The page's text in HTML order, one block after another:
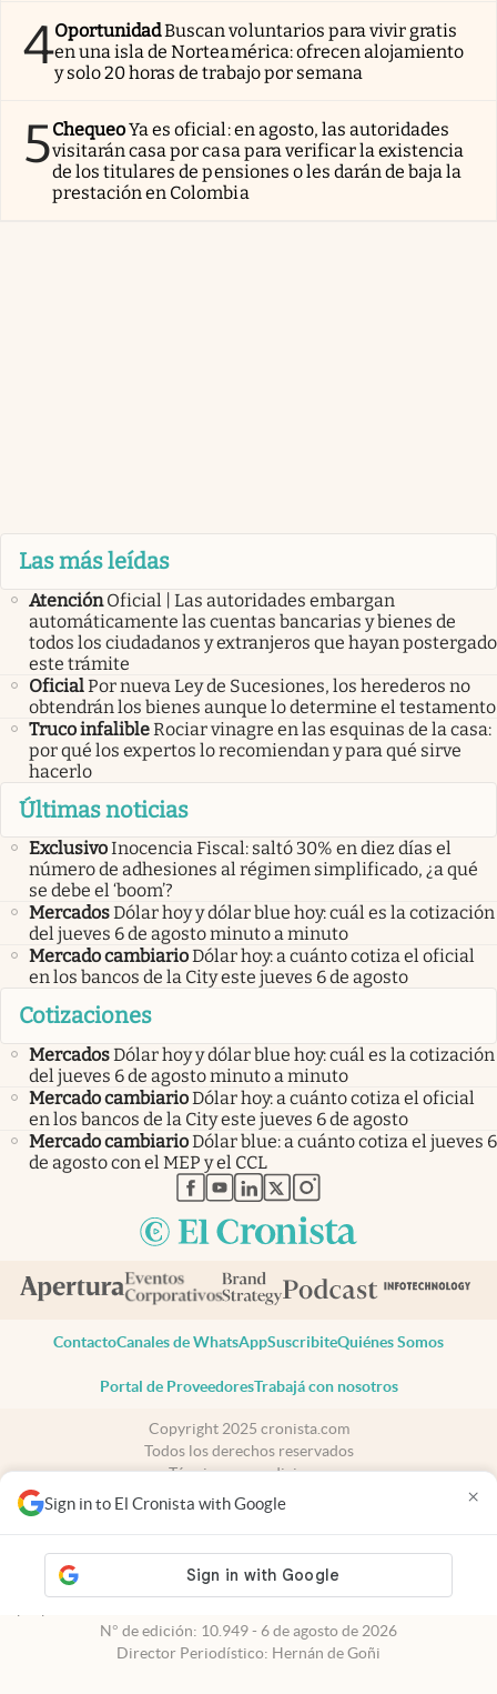
Sign in to El Cronista with Google ×
4OportunidadBuscan voluntarios para vivir gratis
en una isla de Norteamérica: ofrecen alojamiento
y solo 20 horas de trabajo por semana
5ChequeoYa es oficial: en agosto, las autoridades
visitarán casa por casa para verificar la existencia
de los titulares de pensiones o les darán de baja la
prestación en Colombia
Las más leídas
Atención Oficial | Las autoridades embargan
automáticamente las cuentas bancarias y bienes de
todos los ciudadanos y extranjeros que hayan postergado
este trámite
OficialPor nueva Ley de Sucesiones, los herederos no
obtendrán los bienes aunque lo determine el testamento
Truco infalibleRociar vinagre en las esquinas de la casa:
por qué los expertos lo recomiendan y para qué sirve
hacerlo
Últimas noticias
ExclusivoInocencia Fiscal: saltó 30% en diez días el
número de adhesiones al régimen simplificado, ¿a qué
se debe el ‘boom’?
MercadosDólar hoy y dólar blue hoy: cuál es la cotización
del jueves 6 de agosto minuto a minuto
Mercado cambiarioDólar hoy: a cuánto cotiza el oficial
en los bancos de la City este jueves 6 de agosto
Cotizaciones
MercadosDólar hoy y dólar blue hoy: cuál es la cotización
del jueves 6 de agosto minuto a minuto
Mercado cambiarioDólar hoy: a cuánto cotiza el oficial
en los bancos de la City este jueves 6 de agosto
Mercado cambiarioDólar blue: a cuánto cotiza el jueves 6
de agosto con el MEP y el CCL
abre en nueva pestaña
abre en nueva pestaña
abre en nueva pestaña
abre en nueva pestaña
abre en nueva pestaña
ContactoCanales de WhatsAppSuscribiteQuiénes Somos
Portal de ProveedoresTrabajá con nosotros
Copyright 2025 cronista.com
Todos los derechos reservados
Términos y condiciones
Privacidad
Consentimiento
cronista.com
es propiedad de El Cronista Comercial S.A Registro de
N° de edición: 10.949 - 6 de agosto de 2026
Director Periodístico: Hernán de Goñi